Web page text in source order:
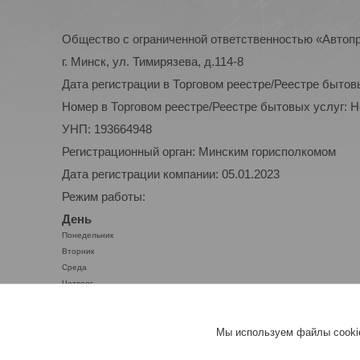
Общество с ограниченной ответственностью
г. Минск, ул. Тимирязева, д.114-8
Дата регистрации в Торговом реестре/Реестре
Номер в Торговом реестре/Реестре бытовых услуг:
УНП: 193664948
Регистрационный орган: Минским горисполкомом
Дата регистрации компании: 05.01.2023
Режим работы:
День
Понедельник
Вторник
Среда
Четверг
Мы используем файлы